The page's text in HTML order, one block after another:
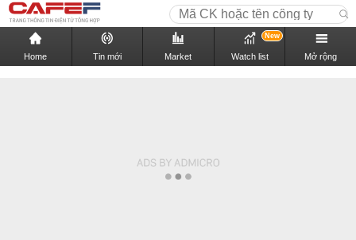
Home Tin mới Market Watch list
New
Mở rộng